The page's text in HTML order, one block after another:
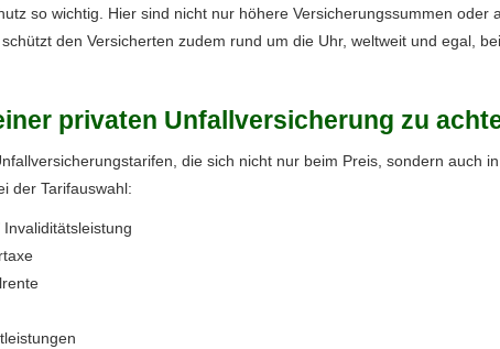
so wichtig. Hier sind nicht nur höhere Versicherungssummen oder
den Versicherten zudem rund um die Uhr, weltweit und egal,
privaten Unfall­ver­si­che­rung zu
die sich nicht nur beim Preis, sondern auch
der Tarifauswahl: